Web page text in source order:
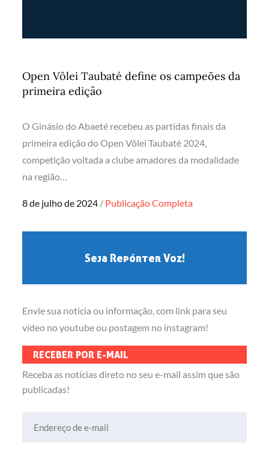
Open Vôlei Taubaté define os campeões da
primeira edição
O Ginásio do Abaeté recebeu as partidas finais da
primeira edição do Open Vôlei Taubaté 2024,
competição voltada a clube amadores da modalidade
na região…
Posted
8 de julho de 2024 Publicação Completa
Seja Repórter Voz!
Envie sua notícia ou informação, com link para seu
vídeo no youtube ou postagem no instagram!
RECEBER POR E-MAIL
Receba as notícias direto no seu e-mail assim que são
publicadas!